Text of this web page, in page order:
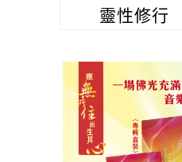
靈性修行